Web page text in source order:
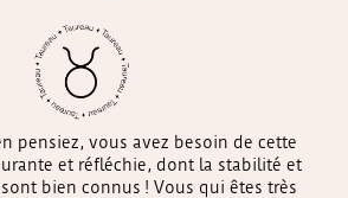
pensiez, vous avez besoin de cette
et réfléchie, dont la stabilité et
bien connus ! Vous qui êtes très